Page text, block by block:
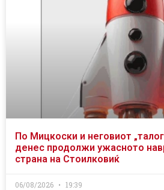
По Мицкоски и неговиот
денес продолжи ужасното
страна на Стоилковиќ
06/08/2026 19:39